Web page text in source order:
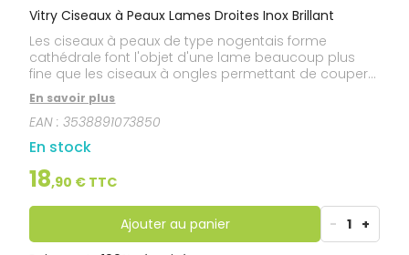
Vitry Ciseaux à Peaux Lames Droites Inox Brillant
Les ciseaux à peaux de type nogentais forme
cathédrale font l'objet d'une lame beaucoup plus
fine que les ciseaux à ongles permettant de couper
facilement les envies. Les ciseaux à peaux Vitry
possèdent un design exclusif et 3 avantages
majeurs: ils s'adaptent parfaitement à la courbure
de l'ongle, ils garantissent une prise en main facile.
De plus, leur qualité professionnelle leur permet de
couper proprement et précisément vos cuticules,
sans les casser, pour un pourtour parfait de l'ongle
avant pose de manucure ou au naturel. Garantie à
En savoir plus
EAN :3538891073850
En stock
18,90 € TTC
Ajouter au panier - 1 +